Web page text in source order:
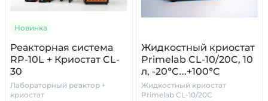
Новинка
Реакторная система
RP-10L + Криостат CL-
30
Лабораторный реактор +
криостат
Жидкостный криостат
Primelab CL-10/20C, 10
л, -20°C…+100°C
Жидкостный криостат
Primelab CL-10/20C